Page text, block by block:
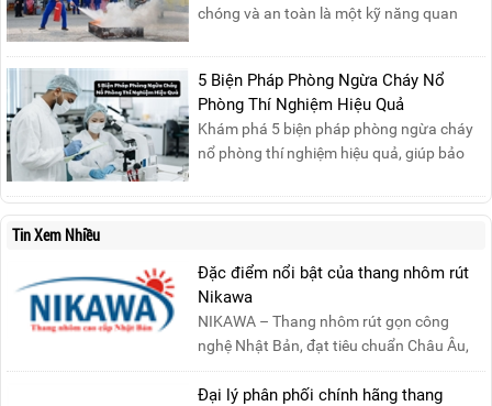
chóng và an toàn là một kỹ năng quan
cháy xăng dầu rất dễ lan rộng và gây thiệt
hại nghiêm trọng nếu không được xử lý kịp
thời. Vì vậy, việc hiểu rõ các phương pháp
dập tắt...
5 Biện Pháp Phòng Ngừa Cháy Nổ
Phòng Thí Nghiệm Hiệu Quả
Khám phá 5 biện pháp phòng ngừa cháy
nổ phòng thí nghiệm hiệu quả, giúp bảo
sản, giảm thiểu nguy cơ cháy nổ phòng thí
Tin Xem Nhiều
Đặc điểm nổi bật của thang nhôm rút
Nikawa
NIKAWA – Thang nhôm rút gọn công
nghệ Nhật Bản, đạt tiêu chuẩn Châu Âu,
đảm bảo sự an toàn tuy....
Đại lý phân phối chính hãng thang